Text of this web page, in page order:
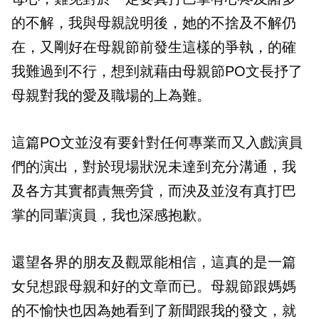
的不解，我與母親說明後，她的不捨及不解仍
在，又剛好在母親節前發生這樣的爭執，的確
我難過到不行，想到就藉由母親節PO文長抒了
母親對我的愛及職場的上為難。
這篇PO文並沒有要針對任何專業而又入戲演員
們的演出，對於現場狀況未達到充分溝通，我
及各方其實都責無旁貸，而泱及並沒有真打巴
掌的同輩演員，我也深感抱歉。
還望各界的朋友及觀眾能相信，這真的是一篇
女兒想跟母親和好的文章而已。母親節跟媽媽
的不愉快也因為她看到了新聞跟我的發文，就